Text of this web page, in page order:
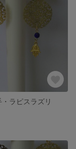
ラピスラズリ